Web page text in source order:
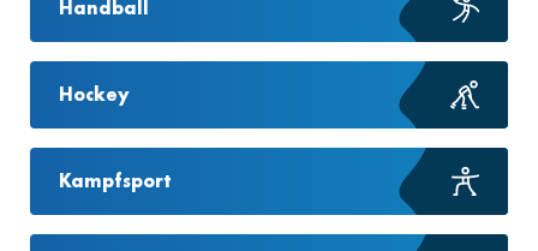
Handball
Hockey
Kampfsport